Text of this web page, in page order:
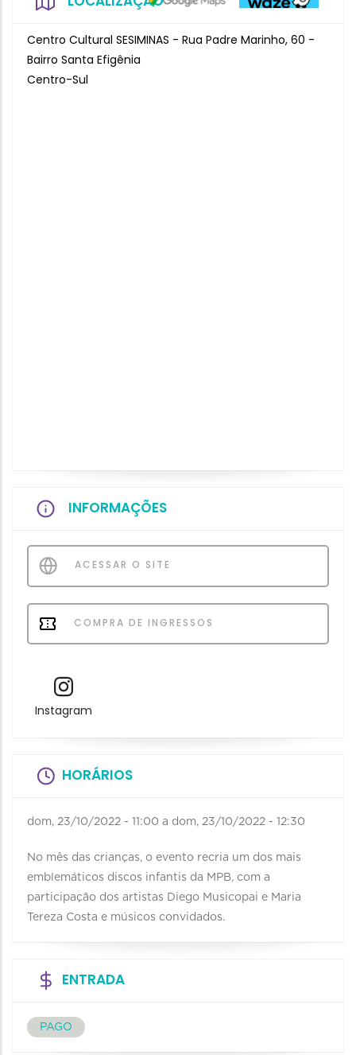
Centro Cultural SESIMINAS - Rua Padre Marinho, 60 -
Bairro Santa Efigênia
Centro-Sul
INFORMAÇÕES
ACESSAR O SITE
COMPRA DE INGRESSOS
Instagram
HORÁRIOS
dom, 23/10/2022 - 11:00 a dom, 23/10/2022 - 12:30
No mês das crianças, o evento recria um dos mais
emblemáticos discos infantis da MPB, com a
participação dos artistas Diego Musicopai e Maria
Tereza Costa e músicos convidados.
ENTRADA
PAGO